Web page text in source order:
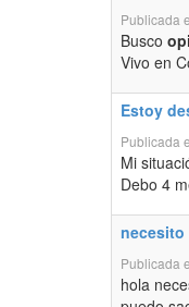
Publicada
Busco
Vivo en
Estoy
Publicada
Mi
Debo 4
necesito
Publicada
hola